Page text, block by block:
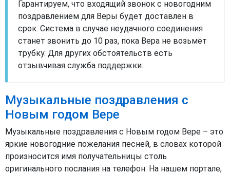
Гарантируем, что входящий звонок с новогодним
поздравлением для Веры будет доставлен в
срок. Система в случае неудачного соединения
станет звонить до 10 раз, пока Вера не возьмёт
трубку. Для других обстоятельств есть
отзывчивая служба поддержки.
Музыкальные поздравления с
Новым годом Вере
Музыкальные поздравления с Новым годом Вере – это
яркие новогодние пожелания песней, в словах которой
произносится имя получательницы столь
оригинального послания на телефон. На нашем портале,